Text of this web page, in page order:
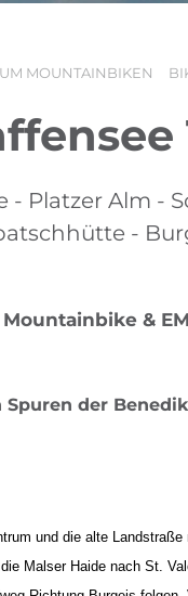
MOUNTAINBIKEN
- Platzer Alm -
-
Mountainbike &
der
und die alte
Malser Haide nach St.